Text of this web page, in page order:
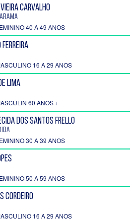
CARVALHO
40 A 49 ANOS
16 A 29 ANOS
LIMA
60 ANOS +
DOS SANTOS FRELLO
30 A 39 ANOS
50 A 59 ANOS
CORDEIRO
16 A 29 ANOS